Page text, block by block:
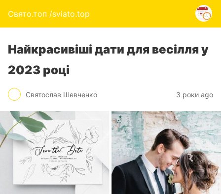
Свято.топ /sviato.top
Найкрасивіші дати для весілля у
2023 році
Святослав Шевченко 3 роки ago